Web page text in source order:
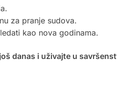
za pranje sudova.
kao nova godinama.
danas i uživajte u